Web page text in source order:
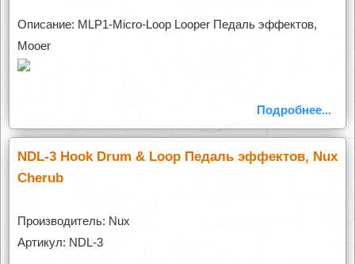
Описание: MLP1-Micro-Loop Looper Педаль эффектов,
Mooer
Подробнее...
NDL-3 Hook Drum & Loop Педаль эффектов, Nux
Cherub
Производитель: Nux
Артикул: NDL-3